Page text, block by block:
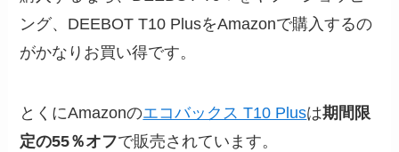
ング、DEEBOT T10 PlusをAmazonで購入するの
がかなりお買い得です。
とくにAmazonのエコバックス T10 Plusは期間限
定の55％オフで販売されています。